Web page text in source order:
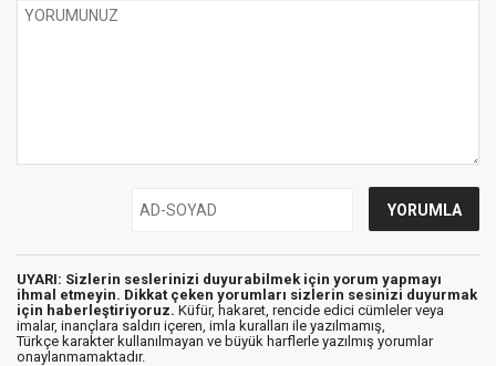
UYARI: Sizlerin seslerinizi duyurabilmek için yorum yapmayı
ihmal etmeyin. Dikkat çeken yorumları sizlerin sesinizi duyurmak
için haberleştiriyoruz. Küfür, hakaret, rencide edici cümleler veya
imalar, inançlara saldırı içeren, imla kuralları ile yazılmamış,
Türkçe karakter kullanılmayan ve büyük harflerle yazılmış yorumlar
onaylanmamaktadır.